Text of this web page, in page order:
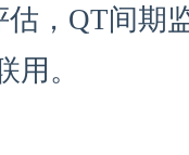
，QT间期
用。